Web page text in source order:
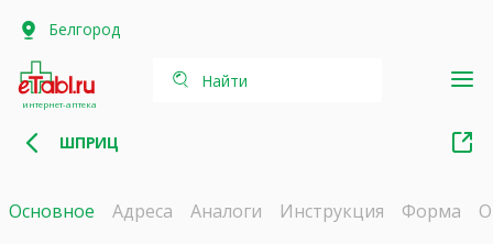
Белгород
интернет-аптека
Найти
ШПРИЦ
Основное Адреса Аналоги Инструкция Форма